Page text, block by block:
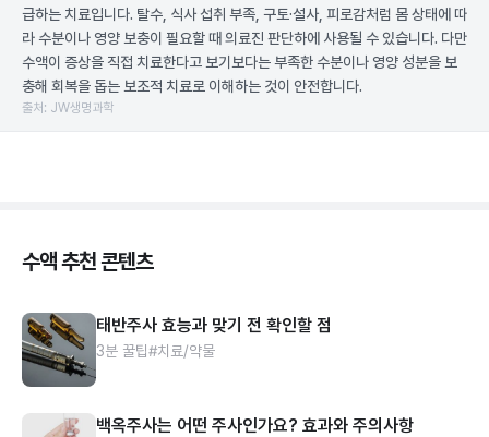
급하는 치료입니다. 탈수, 식사 섭취 부족, 구토·설사, 피로감처럼 몸 상태에 따
라 수분이나 영양 보충이 필요할 때 의료진 판단하에 사용될 수 있습니다. 다만
수액이 증상을 직접 치료한다고 보기보다는 부족한 수분이나 영양 성분을 보
충해 회복을 돕는 보조적 치료로 이해하는 것이 안전합니다.
출처: JW생명과학
수액 추천 콘텐츠
태반주사 효능과 맞기 전 확인할 점
3분 꿀팁#치료/약물
백옥주사는 어떤 주사인가요? 효과와 주의사항